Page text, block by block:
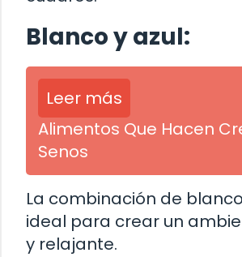
Blanco y azul:
Leer más
Alimentos Que Hacen
Senos
La combinación de
ideal para crear un
y relajante.